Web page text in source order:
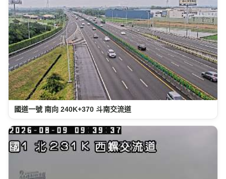
國道一號 南向 240K+370 斗南交流道